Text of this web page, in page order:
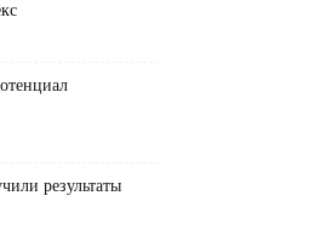
результаты